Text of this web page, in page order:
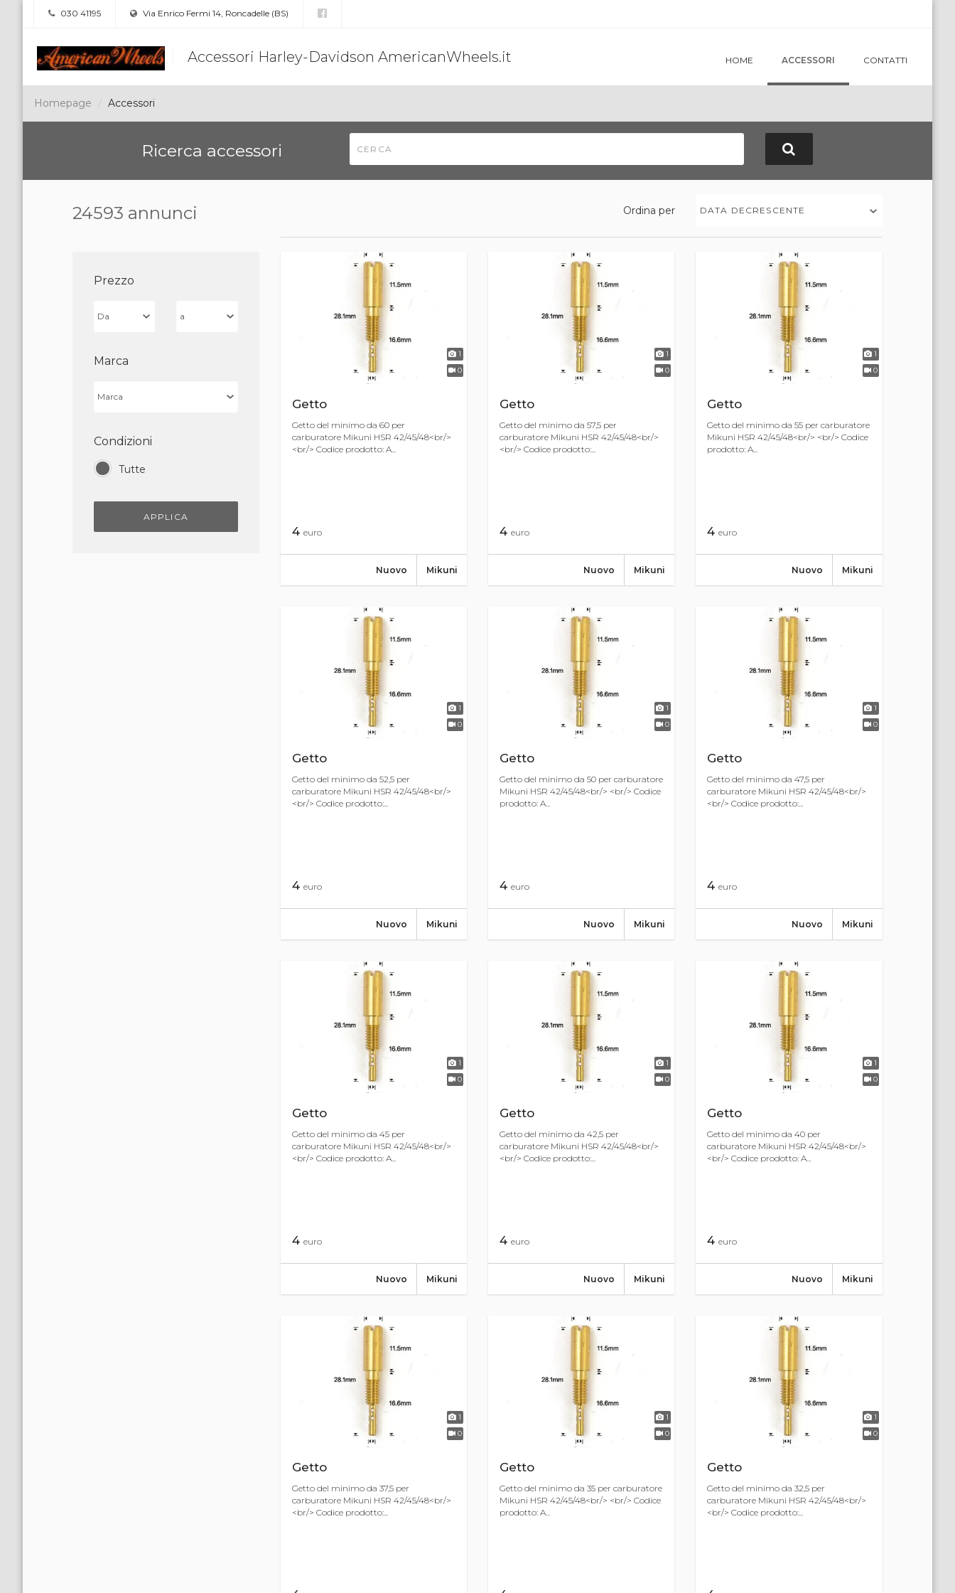
030 41195 Via Enrico Fermi 14, Roncadelle (BS)
Accessori Harley-Davidson AmericanWheels.it HOME ACCESSORI CONTATTI
Homepage Accessori
Ricerca accessori
24593 annunci Ordina per DATA DECRESCENTE
Prezzo
Marca
Condizioni
Tutte
APPLICA
1
0
Getto
Getto del minimo da 60 per
carburatore Mikuni HSR 42/45/48<br/>
<br/> Codice prodotto: A...
4 euro
Mikuni
Nuovo
1
0
Getto
Getto del minimo da 57,5 per
carburatore Mikuni HSR 42/45/48<br/>
<br/> Codice prodotto:...
4 euro
Mikuni
Nuovo
1
0
Getto
Getto del minimo da 55 per carburatore
Mikuni HSR 42/45/48<br/> <br/> Codice
prodotto: A...
4euro
Mikuni
Nuovo
1
0
Getto
Getto del minimo da 52,5 per
carburatore Mikuni HSR 42/45/48<br/>
<br/> Codice prodotto:...
4 euro
Mikuni
Nuovo
1
0
Getto
Getto del minimo da 50 per carburatore
Mikuni HSR 42/45/48<br/> <br/> Codice
prodotto: A...
4 euro
Mikuni
Nuovo
1
0
Getto
Getto del minimo da 47,5 per
carburatore Mikuni HSR 42/45/48<br/>
<br/> Codice prodotto:...
4euro
Mikuni
Nuovo
1
0
Getto
Getto del minimo da 45 per
carburatore Mikuni HSR 42/45/48<br/>
<br/> Codice prodotto: A...
4 euro
Mikuni
Nuovo
1
0
Getto
Getto del minimo da 42,5 per
carburatore Mikuni HSR 42/45/48<br/>
<br/> Codice prodotto:...
4 euro
Mikuni
Nuovo
1
0
Getto
Getto del minimo da 40 per
carburatore Mikuni HSR 42/45/48<br/>
<br/> Codice prodotto: A...
4euro
Mikuni
Nuovo
1
0
Getto
Getto del minimo da 37,5 per
carburatore Mikuni HSR 42/45/48<br/>
<br/> Codice prodotto:...
1
0
Getto
Getto del minimo da 35 per carburatore
Mikuni HSR 42/45/48<br/> <br/> Codice
prodotto: A...
1
0
Getto
Getto del minimo da 32,5 per
carburatore Mikuni HSR 42/45/48<br/>
<br/> Codice prodotto:...